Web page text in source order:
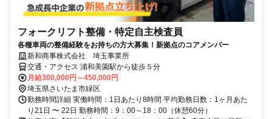
フォークリフト整備・特定自主検査員
各種車両の整備経験をお持ちの方大募集！新拠点のコアメンバー
新和商事株式会社 埼玉事業所
交通・アクセス 浦和美園駅から徒歩５分
月給300,000円～450,000円
埼玉県さいたま市緑区
勤務時間詳細 実働時間：1日あたり8時間 平均勤務日数：1ヶ月あた
り21日 〜 22日 勤務時間：9：00～18：00（休憩60分）